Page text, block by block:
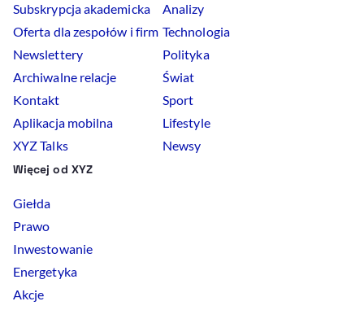
Subskrypcja akademicka
Oferta dla zespołów i firm
Newslettery
Archiwalne relacje
Kontakt
Aplikacja mobilna
XYZ Talks
Analizy
Technologia
Polityka
Świat
Sport
Lifestyle
Newsy
Więcej od XYZ
Giełda
Prawo
Inwestowanie
Energetyka
Akcje